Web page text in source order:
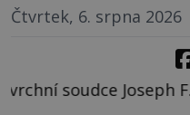
Čtvrtek, 6. srpna 2026
Crater se 6. srpna